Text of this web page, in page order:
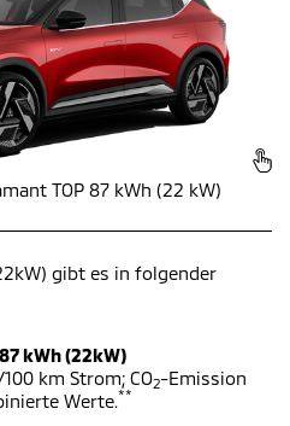
TOP 87 kWh (22 kW)
gibt es in folgender
kWh (22kW)
km Strom; CO2-Emission
Werte.**